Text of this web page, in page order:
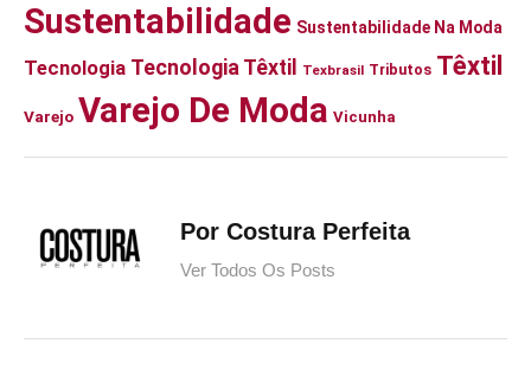
Sustentabilidade Sustentabilidade Na Moda
Tecnologia Tecnologia Têxtil Texbrasil Tributos Têxtil
Varejo Varejo De Moda Vicunha
Por Costura Perfeita
Ver Todos Os Posts